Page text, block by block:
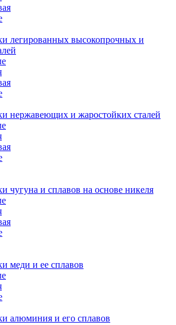
легированных высокопрочных и
нержавеющих и жаростойких сталей
чугуна и сплавов на основе никеля
меди и ее сплавов
алюминия и его сплавов